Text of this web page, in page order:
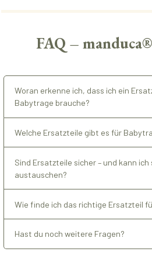
FAQ –
Woran erkenne ich, dass ich ein
Babytrage brauche?
Welche Ersatzteile gibt es für
Sind Ersatzteile sicher – und kann ich
austauschen?
Wie finde ich das richtige Ersatzteil
Hast du noch weitere Fragen?